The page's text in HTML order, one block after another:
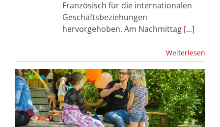
Französisch für die internationalen
Geschäftsbeziehungen
hervorgehoben. Am Nachmittag [...]
Weiterlesen